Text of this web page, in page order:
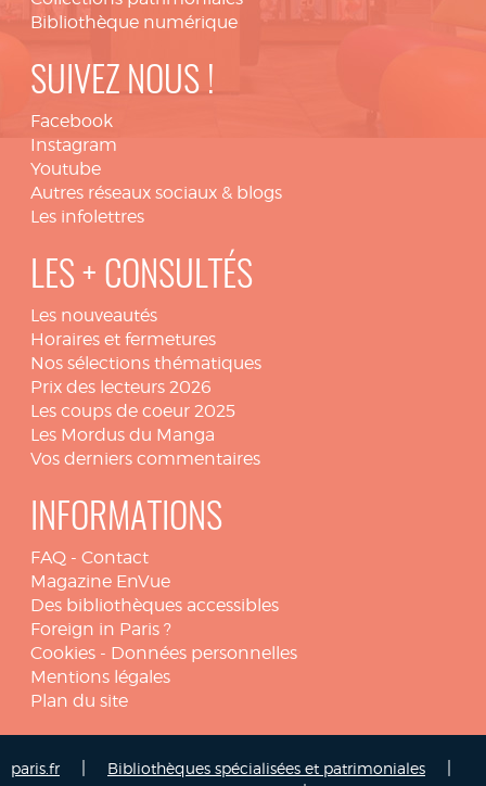
Bibliothèque numérique
SUIVEZ NOUS !
Facebook
Instagram
Youtube
Autres réseaux sociaux & blogs
Les infolettres
LES + CONSULTÉS
Les nouveautés
Horaires et fermetures
Nos sélections thématiques
Prix des lecteurs 2026
Les coups de coeur 2025
Les Mordus du Manga
Vos derniers commentaires
INFORMATIONS
FAQ - Contact
Magazine EnVue
Des bibliothèques accessibles
Foreign in Paris ?
Cookies - Données personnelles
Mentions légales
Plan du site
paris.fr Bibliothèques spécialisées et patrimoniales